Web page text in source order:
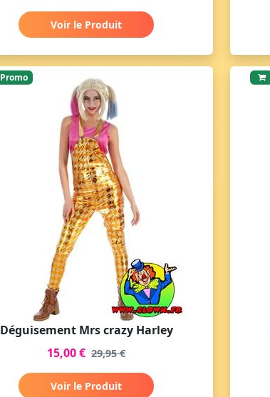
Voir le Produit
Promo
Déguisement Mrs crazy Harley
15,00 € 29,95 €
Voir le Produit